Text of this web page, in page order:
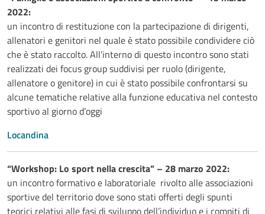
2022:
un incontro di restituzione con la partecipazione di dirigenti,
allenatori e genitori nel quale è stato possibile condividere ciò
che è stato raccolto. All’interno di questo incontro sono stati
realizzati dei focus group suddivisi per ruolo (dirigente,
allenatore o genitore) in cui è stato possibile confrontarsi su
alcune tematiche relative alla funzione educativa nel contesto
sportivo al giorno d’oggi
Locandina
“Workshop: Lo sport nella crescita” – 28 marzo 2022:
un incontro formativo e laboratoriale rivolto alle associazioni
sportive del territorio dove sono stati offerti degli spunti
teorici relativi alle fasi di sviluppo dell’individuo e i compiti di